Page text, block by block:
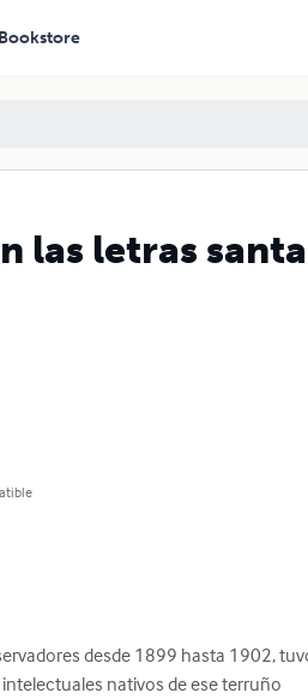
Bookstore
las letras
desde 1899 hasta 1902,
nativos de ese terruño